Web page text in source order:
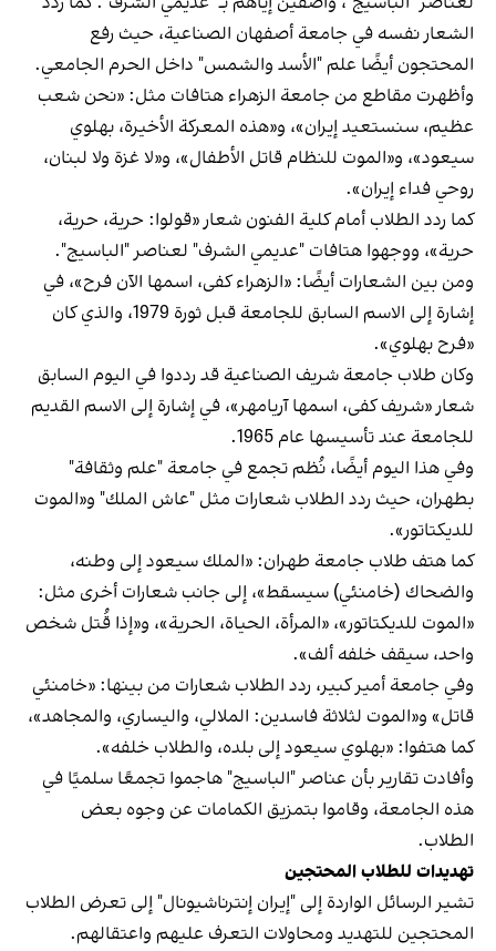
الشعار نفسه في جامعة أصفهان الصناعية، حيث رفع
المحتجون أيضًا علم "الأسد والشمس" داخل الحرم الجامعي.
وأظهرت مقاطع من جامعة الزهراء هتافات مثل: «نحن شعب
عظيم، سنستعيد إيران»، و«هذه المعركة الأخيرة، بهلوي
سيعود»، و«الموت للنظام قاتل الأطفال»، و«لا غزة ولا لبنان،
روحي فداء إيران».
كما ردد الطلاب أمام كلية الفنون شعار «قولوا: حرية، حرية،
حرية»، ووجهوا هتافات "عديمي الشرف" لعناصر "الباسيج".
ومن بين الشعارات أيضًا: «الزهراء كفى، اسمها الآن فرح»، في
إشارة إلى الاسم السابق للجامعة قبل ثورة 1979، والذي كان
«فرح بهلوي».
وكان طلاب جامعة شريف الصناعية قد رددوا في اليوم السابق
شعار «شريف كفى، اسمها آريامهر»، في إشارة إلى الاسم القديم
للجامعة عند تأسيسها عام 1965.
وفي هذا اليوم أيضًا، نُظم تجمع في جامعة "علم وثقافة"
بطهران، حيث ردد الطلاب شعارات مثل "عاش الملك" و«الموت
للديكتاتور».
كما هتف طلاب جامعة طهران: «الملك سيعود إلى وطنه،
والضحاك (خامنئي) سيسقط»، إلى جانب شعارات أخرى مثل:
«الموت للديكتاتور»، «المرأة، الحياة، الحرية»، و«إذا قُتل شخص
واحد، سيقف خلفه ألف».
وفي جامعة أمير كبير، ردد الطلاب شعارات من بينها: «خامنئي
قاتل» و«الموت لثلاثة فاسدين: الملالي، واليساري، والمجاهد»،
كما هتفوا: «بهلوي سيعود إلى بلده، والطلاب خلفه».
وأفادت تقارير بأن عناصر "الباسيج" هاجموا تجمعًا سلميًا في
هذه الجامعة، وقاموا بتمزيق الكمامات عن وجوه بعض
الطلاب.
تهديدات للطلاب المحتجين
تشير الرسائل الواردة إلى "إيران إنترناشيونال" إلى تعرض الطلاب
المحتجين للتهديد ومحاولات التعرف عليهم واعتقالهم.